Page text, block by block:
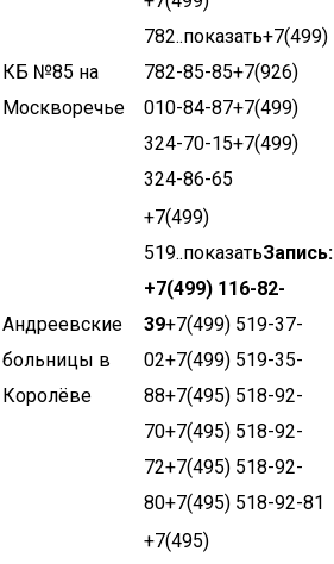
КБ №85 на
Москворечье
782..показать+7(499)
782-85-85+7(926)
010-84-87+7(499)
324-70-15+7(499)
324-86-65
Андреевские
больницы в
Королёве
+7(499)
519..показатьЗапись:
+7(499) 116-82-
39+7(499) 519-37-
02+7(499) 519-35-
88+7(495) 518-92-
70+7(495) 518-92-
72+7(495) 518-92-
80+7(495) 518-92-81
+7(495)